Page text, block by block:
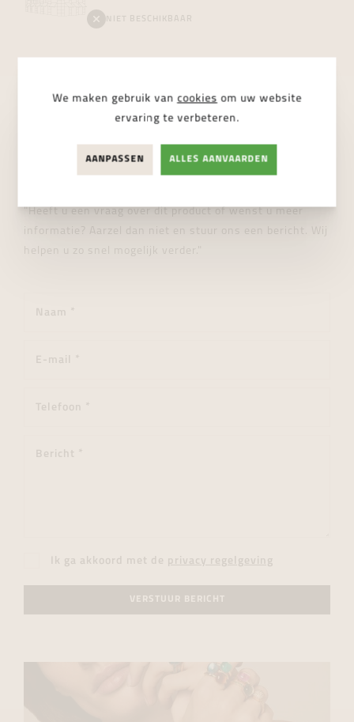
NIET BESCHIKBAAR
Wij helpen je graag verder!
"Heeft u een vraag over dit product of wenst u meer
informatie? Aarzel dan niet en stuur ons een bericht. Wij
helpen u zo snel mogelijk verder."
Ik ga akkoord met de privacy regelgeving
VERSTUUR BERICHT
We maken gebruik van cookies om uw website
ervaring te verbeteren.
AANPASSEN ALLES AANVAARDEN